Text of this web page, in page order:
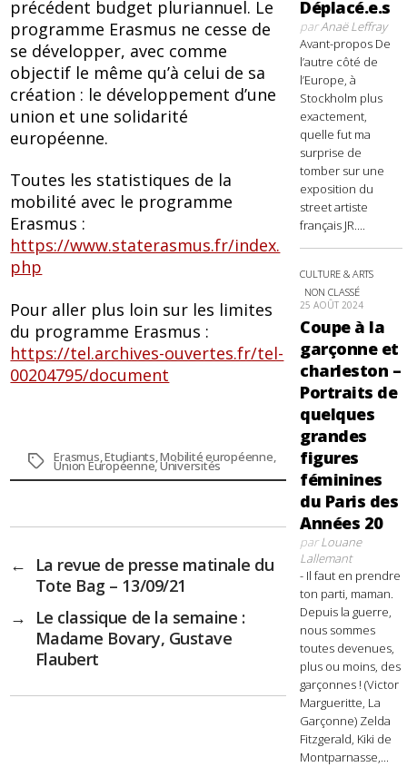
précédent budget pluriannuel. Le
programme Erasmus ne cesse de
se développer, avec comme
objectif le même qu’à celui de sa
création : le développement d’une
union et une solidarité
européenne.
Toutes les statistiques de la
mobilité avec le programme
Erasmus :
https://www.staterasmus.fr/index.
php
Pour aller plus loin sur les limites
du programme Erasmus :
https://tel.archives-ouvertes.fr/tel-
00204795/document
Étiquettes
Erasmus,Etudiants,Mobilité européenne,
Union Européenne,Universités
←
La revue de presse matinale du
Tote Bag – 13/09/21
→
Le classique de la semaine :
Madame Bovary, Gustave
Flaubert
Déplacé.e.s
parAnaë Leffray
Avant-propos De
l’autre côté de
l’Europe, à
Stockholm plus
exactement,
quelle fut ma
surprise de
tomber sur une
exposition du
street artiste
français JR....
CULTURE & ARTS
NON CLASSÉ
25 AOÛT 2024
Coupe à la
garçonne et
charleston –
Portraits de
quelques
grandes
figures
féminines
du Paris des
Années 20
parLouane
Lallemant
- Il faut en prendre
ton parti, maman.
Depuis la guerre,
nous sommes
toutes devenues,
plus ou moins, des
garçonnes ! (Victor
Margueritte, La
Garçonne) Zelda
Fitzgerald, Kiki de
Montparnasse,...